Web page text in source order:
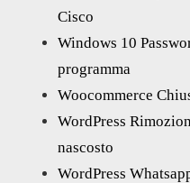
Cisco
Windows 10
programma
Woocommerce
WordPress
nascosto
WordPress